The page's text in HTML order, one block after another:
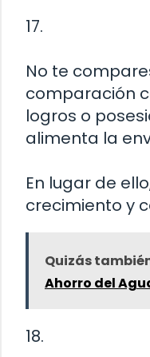
17.
No te
comparación
logros o
alimenta la
En lugar de
crecimiento y
Quizás
Ahorro del
18.